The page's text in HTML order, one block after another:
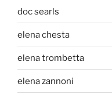
doc searls
elena chesta
elena trombetta
elena zannoni